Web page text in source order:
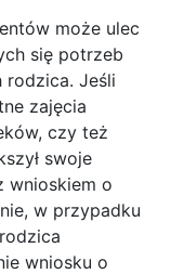
może ulec
się potrzeb
rodzica. Jeśli
zajęcia
czy też
swoje
wnioskiem o
w przypadku
wniosku o